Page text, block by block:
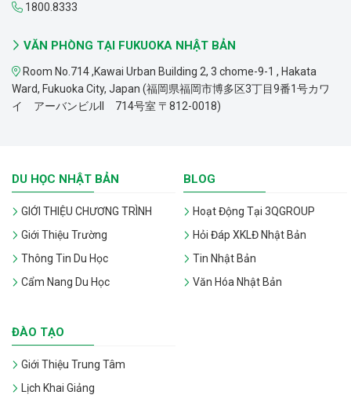
1800.8333
VĂN PHÒNG TẠI FUKUOKA NHẬT BẢN
Room No.714 ,Kawai Urban Building 2, 3 chome-9-1 , Hakata
Ward, Fukuoka City, Japan (福岡県福岡市博多区3丁目9番1号カワ
イ アーバンビルII 714号室 〒812-0018)
DU HỌC NHẬT BẢN
GIỚI THIỆU CHƯƠNG TRÌNH
Giới Thiệu Trường
Thông Tin Du Học
Cẩm Nang Du Học
BLOG
Hoạt Động Tại 3QGROUP
Hỏi Đáp XKLĐ Nhật Bản
Tin Nhật Bản
Văn Hóa Nhật Bản
ĐÀO TẠO
Giới Thiệu Trung Tâm
Lịch Khai Giảng